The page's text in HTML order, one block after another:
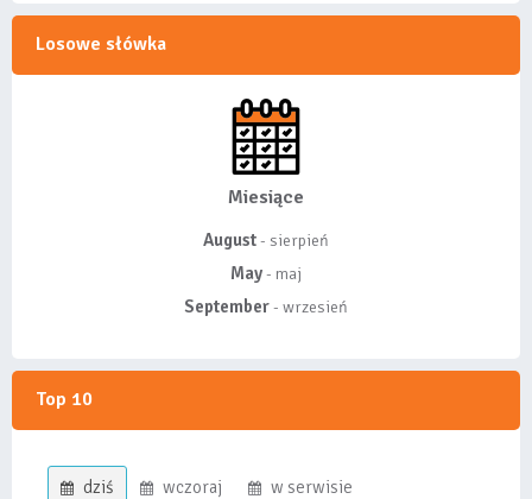
Losowe słówka
Miesiące
August- sierpień
May- maj
September- wrzesień
Top 10
dziś wczoraj w serwisie